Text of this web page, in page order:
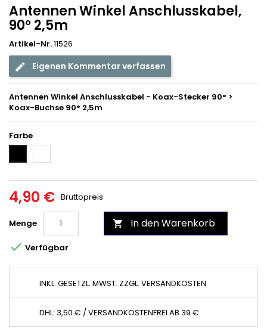
Antennen Winkel Anschlusskabel,
90° 2,5m
Artikel-Nr.11526
Eigenen Kommentar verfassen
Antennen Winkel Anschlusskabel - Koax-Stecker 90° >
Koax-Buchse 90° 2,5m
Farbe
4,90 € Bruttopreis
Menge  In den Warenkorb
 Verfügbar
INKL. GESETZL. MWST. ZZGL. VERSANDKOSTEN
DHL: 3,50 € / VERSANDKOSTENFREI AB 39 €